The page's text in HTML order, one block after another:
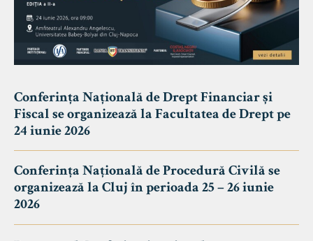
Conferința Națională de Drept Financiar și
Fiscal se organizează la Facultatea de Drept pe
24 iunie 2026
Conferința Națională de Procedură Civilă se
organizează la Cluj în perioada 25 – 26 iunie
2026